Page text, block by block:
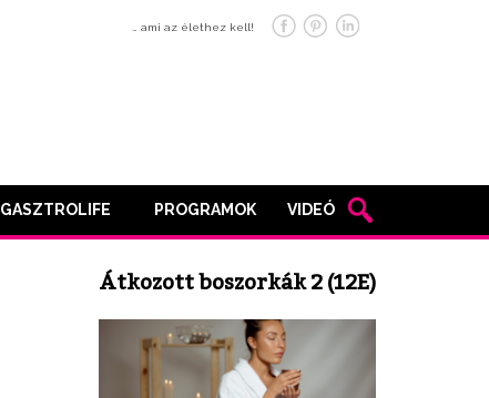
… ami az élethez kell!
GASZTROLIFE PROGRAMOK VIDEÓ
Átkozott boszorkák 2 (12E)